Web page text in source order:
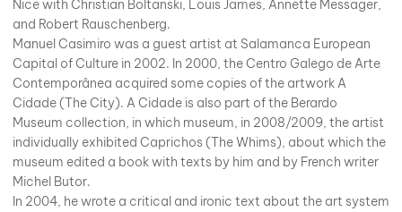
Nice with Christian Boltanski, Louis James, Annette Messager,
and Robert Rauschenberg.
Manuel Casimiro was a guest artist at Salamanca European
Capital of Culture in 2002. In 2000, the Centro Galego de Arte
Contemporânea acquired some copies of the artwork A
Cidade (The City). A Cidade is also part of the Berardo
Museum collection, in which museum, in 2008/2009, the artist
individually exhibited Caprichos (The Whims), about which the
museum edited a book with texts by him and by French writer
Michel Butor.
In 2004, he wrote a critical and ironic text about the art system